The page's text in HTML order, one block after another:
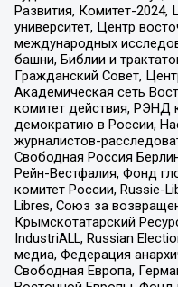
Развития, Комитет-2024,
университет, Центр
международных
башни, Библии и
Гражданский Совет,
Академическая сеть
комитет действия, РЭНД
демократию в России,
журналистов-
Свободная Россия
Рейн-Вестфалия, Фонд
комитет России, Russie-
Libres, Союз за
Крымскотатарский
IndustriALL, Russian
медиа, Федерация
Свободная Европа,